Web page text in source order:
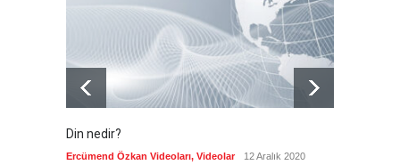
Güncel 7 Ağustos 2026
Din nedir?
Ercümend Özkan Videoları, Videolar 12 Aralık 2020